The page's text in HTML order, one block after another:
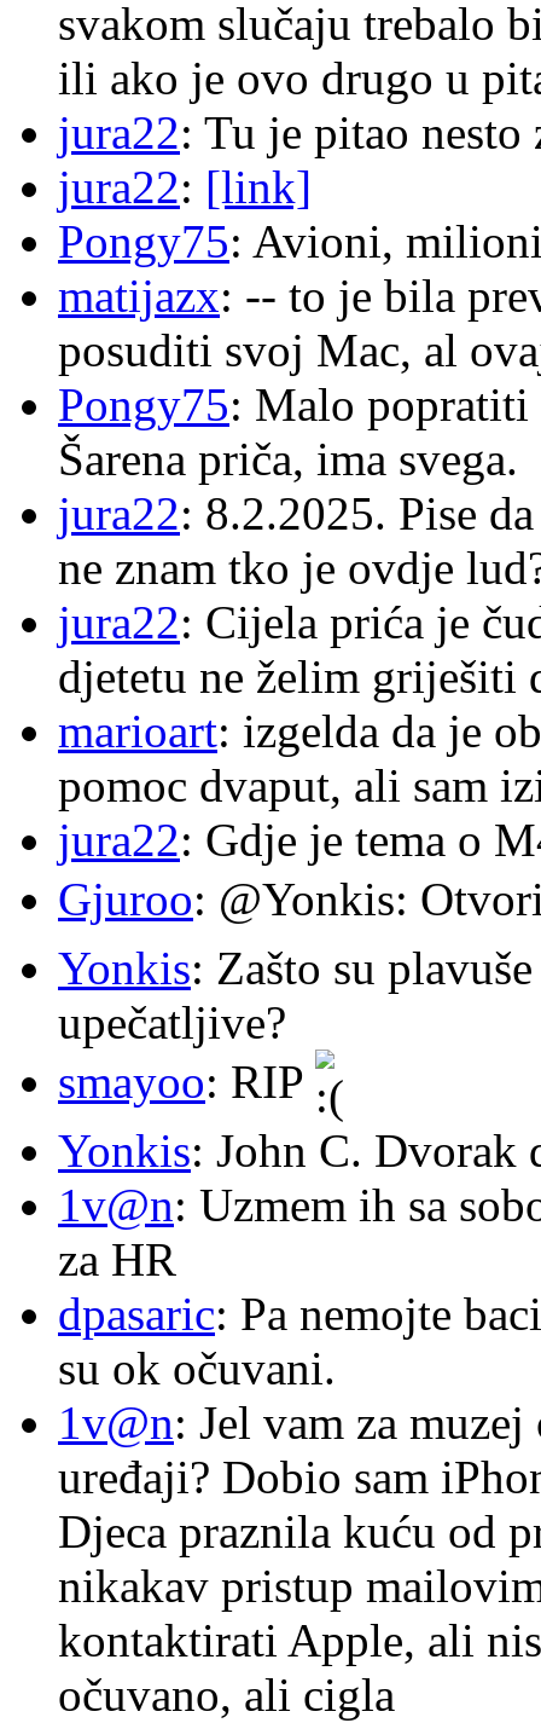
svakom slučaju trebalo
ili ako je ovo drugo u
jura22: Tu je pitao
jura22: [link]
Pongy75: Avioni,
matijazx: -- to je bila
posuditi svoj Mac, al
Pongy75: Malo popratiti
Šarena priča, ima svega.
jura22: 8.2.2025. Pise
ne znam tko je ovdje
jura22: Cijela prića je
djetetu ne želim griješiti
marioart: izgelda da je
pomoc dvaput, ali sam
jura22: Gdje je tema o
Gjuroo: @Yonkis:
Yonkis: Zašto su
upečatljive?
smayoo: RIP
Yonkis: John C. Dvorak
1v@n: Uzmem ih sa
za HR
dpasaric: Pa nemojte
su ok očuvani.
1v@n: Jel vam za
uređaji? Dobio sam
Djeca praznila kuću od
nikakav pristup
kontaktirati Apple, ali
očuvano, ali cigla